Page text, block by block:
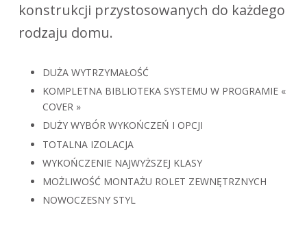
konstrukcji przystosowanych do każdego
rodzaju domu.
DUŻA WYTRZYMAŁOŚĆ
KOMPLETNA BIBLIOTEKA SYSTEMU W PROGRAMIE «
COVER »
DUŻY WYBÓR WYKOŃCZEŃ I OPCJI
TOTALNA IZOLACJA
WYKOŃCZENIE NAJWYŻSZEJ KLASY
MOŻLIWOŚĆ MONTAŻU ROLET ZEWNĘTRZNYCH
NOWOCZESNY STYL